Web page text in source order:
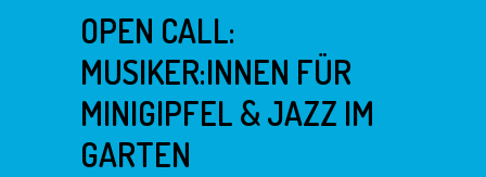
OPEN CALL:
MUSIKER:INNEN FÜR
MINIGIPFEL & JAZZ IM
GARTEN